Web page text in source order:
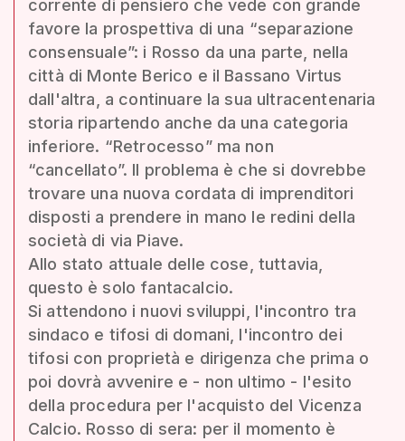
corrente di pensiero che vede con grande
favore la prospettiva di una “separazione
consensuale”: i Rosso da una parte, nella
città di Monte Berico e il Bassano Virtus
dall'altra, a continuare la sua ultracentenaria
storia ripartendo anche da una categoria
inferiore. “Retrocesso” ma non
“cancellato”. Il problema è che si dovrebbe
trovare una nuova cordata di imprenditori
disposti a prendere in mano le redini della
società di via Piave.
Allo stato attuale delle cose, tuttavia,
questo è solo fantacalcio.
Si attendono i nuovi sviluppi, l'incontro tra
sindaco e tifosi di domani, l'incontro dei
tifosi con proprietà e dirigenza che prima o
poi dovrà avvenire e - non ultimo - l'esito
della procedura per l'acquisto del Vicenza
Calcio. Rosso di sera: per il momento è